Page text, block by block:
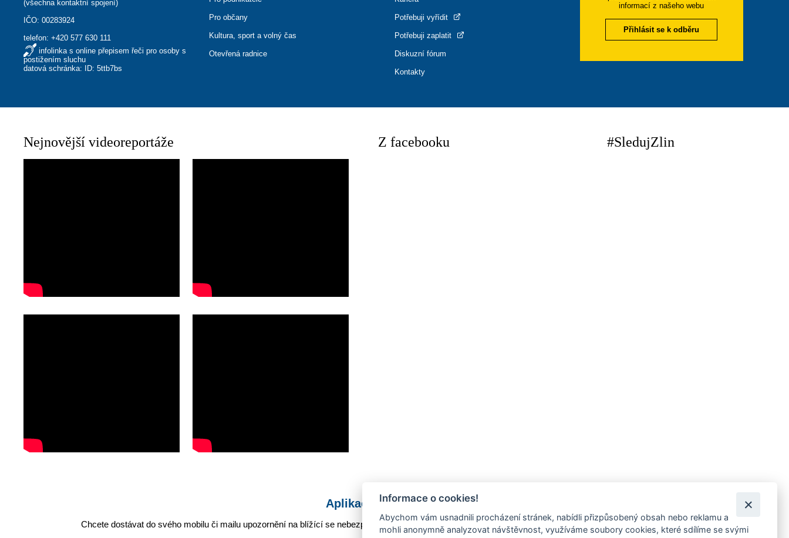
(všechna kontaktní spojení)
IČO: 00283924
telefon:+420 577 630 111
infolinka s online přepisem řeči pro osoby s
postižením sluchu
datová schránka: ID: 5ttb7bs
Pro občany
Kultura, sport a volný čas
Otevřená radnice
Potřebuji vyřídit
Potřebuji zaplatit
Diskuzní fórum
Kontakty
informací z našeho webu
Přihlásit se k odběru
Nejnovější videoreportáže Z facebooku #SledujZlin
Aplikace Mobilní rozhlas
Chcete dostávat do svého mobilu či mailu upozornění na blížící se nebezpečí, odstávky, poruchy a výpadky energií, ankety, pozvánky na kulturní a sportovní akce?
Informace o cookies!
Abychom vám usnadnili procházení stránek, nabídli přizpůsobený obsah nebo reklamu a
mohli anonymně analyzovat návštěvnost, využíváme soubory cookies, které sdílíme se svými